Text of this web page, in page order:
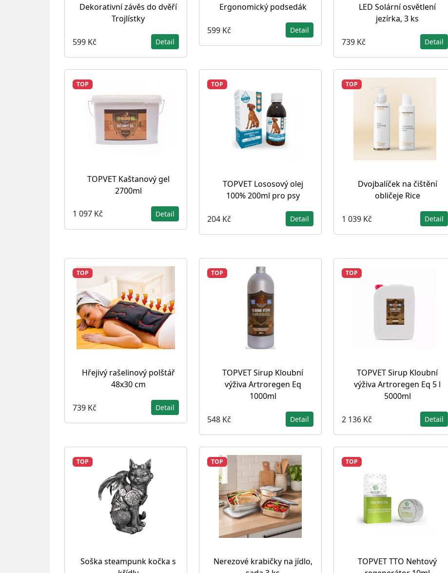
Dekorativní závěs do dvěří
Trojlístky
599 Kč Detail
Ergonomický podsedák
599 Kč Detail
LED Solární osvětlení
jezírka, 3 ks
739 Kč Detail
TOP
TOPVET Kaštanový gel
2700ml
1 097 Kč Detail
TOP
TOPVET Lososový olej
100% 200ml pro psy
204 Kč Detail
TOP
Dvojbalíček na čištění
obličeje Rice
1 039 Kč Detail
TOP
Hřejivý rašelinový polštář
48x30 cm
739 Kč Detail
TOP
TOPVET Sirup Kloubní
výživa Artroregen Eq
1000ml
548 Kč Detail
TOP
TOPVET Sirup Kloubní
výživa Artroregen Eq 5 l
5000ml
2 136 Kč Detail
TOP
Soška steampunk kočka s
TOP
Nerezové krabičky na jídlo,
TOP
TOPVET TTO Nehtový